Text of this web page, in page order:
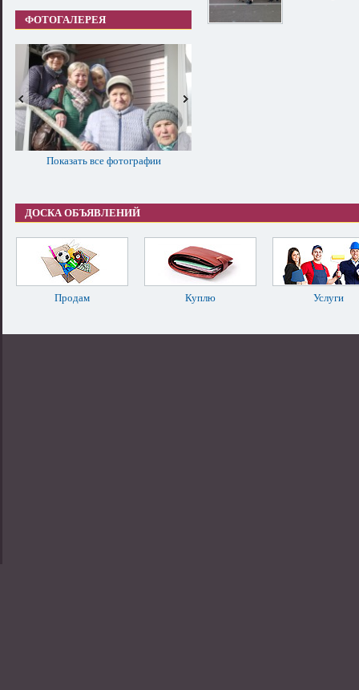
ФОТОГАЛЕРЕЯ
Показать все фотографии
ДОСКА ОБЪЯВЛЕНИЙ
Продам Куплю Услуги